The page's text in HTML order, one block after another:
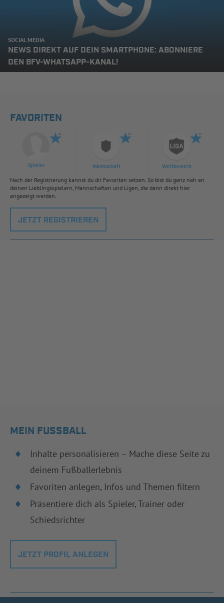
SOCIAL MEDIA
NEWS DIREKT AUF DEIN SMARTPHONE: ABONNIERE
DEN BFV-WHATSAPP-KANAL!
FAVORITEN
Spieler Mannschaft Wettbewerb
Nach der Registrierung kannst du dir Favoriten setzen. So bist du ganz nah an
deinen Lieblingsspielern, Mannschaften und Ligen, die dann direkt hier
angezeigt werden.
JETZT REGISTRIEREN
MEIN FUSSBALL
Inhalte personalisieren – Mache diese Seite zu
deinem Fußballerlebnis
Favoriten anlegen, Infos und Themen filtern
Präsentiere dich als Spieler, Trainer oder
Schiedsrichter
JETZT PROFIL ANLEGEN